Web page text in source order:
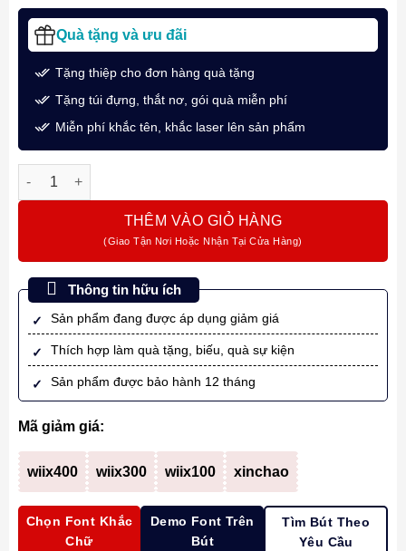
Quà tặng và ưu đãi
Tặng thiệp cho đơn hàng quà tặng
Tặng túi đựng, thắt nơ, gói quà miễn phí
Miễn phí khắc tên, khắc laser lên sản phẩm
Bút Máy Ký Tên Sailor 1911L Fountain Pen GT Màu Đen Ngòi
THÊM VÀO GIỎ HÀNG
Thông tin hữu ích
Sản phẩm đang được áp dụng giảm giá
Thích hợp làm quà tặng, biếu, quà sự kiện
Sản phẩm được bảo hành 12 tháng
Mã giảm giá:
wiix400 wiix300 wiix100 xinchao
Chọn Font Khắc
Chữ
Demo Font Trên
Bút
Tìm Bút Theo
Yêu Cầu